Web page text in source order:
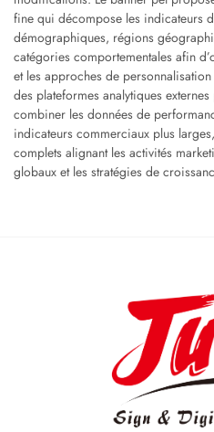
fine qui décompose les indicateurs
démographiques, régions
catégories comportementales afin
et les approches de
des plateformes analytiques
combiner les données de
indicateurs commerciaux plus
complets alignant les activités
globaux et les stratégies de